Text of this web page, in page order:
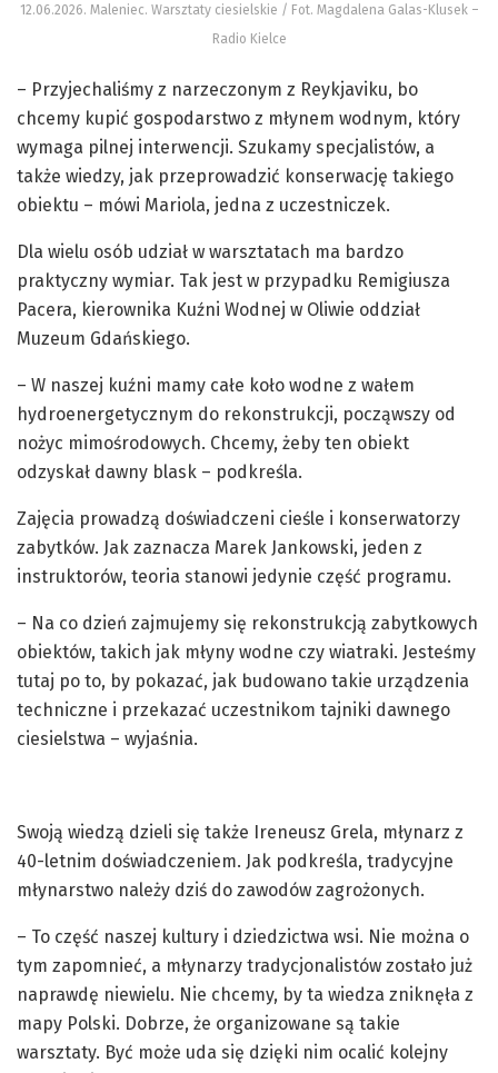
12.06.2026. Maleniec. Warsztaty ciesielskie / Fot. Magdalena Galas-Klusek –
Radio Kielce
– Przyjechaliśmy z narzeczonym z Reykjaviku, bo
chcemy kupić gospodarstwo z młynem wodnym, który
wymaga pilnej interwencji. Szukamy specjalistów, a
także wiedzy, jak przeprowadzić konserwację takiego
obiektu – mówi Mariola, jedna z uczestniczek.
Dla wielu osób udział w warsztatach ma bardzo
praktyczny wymiar. Tak jest w przypadku Remigiusza
Pacera, kierownika Kuźni Wodnej w Oliwie oddział
Muzeum Gdańskiego.
– W naszej kuźni mamy całe koło wodne z wałem
hydroenergetycznym do rekonstrukcji, począwszy od
nożyc mimośrodowych. Chcemy, żeby ten obiekt
odzyskał dawny blask – podkreśla.
Zajęcia prowadzą doświadczeni cieśle i konserwatorzy
zabytków. Jak zaznacza Marek Jankowski, jeden z
instruktorów, teoria stanowi jedynie część programu.
– Na co dzień zajmujemy się rekonstrukcją zabytkowych
obiektów, takich jak młyny wodne czy wiatraki. Jesteśmy
tutaj po to, by pokazać, jak budowano takie urządzenia
techniczne i przekazać uczestnikom tajniki dawnego
ciesielstwa – wyjaśnia.
Swoją wiedzą dzieli się także Ireneusz Grela, młynarz z
40-letnim doświadczeniem. Jak podkreśla, tradycyjne
młynarstwo należy dziś do zawodów zagrożonych.
– To część naszej kultury i dziedzictwa wsi. Nie można o
tym zapomnieć, a młynarzy tradycjonalistów zostało już
naprawdę niewielu. Nie chcemy, by ta wiedza zniknęła z
mapy Polski. Dobrze, że organizowane są takie
warsztaty. Być może uda się dzięki nim ocalić kolejny